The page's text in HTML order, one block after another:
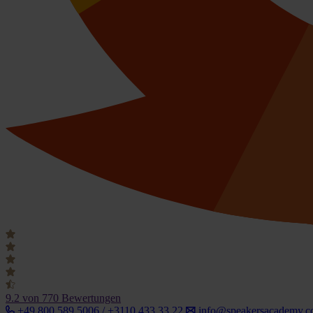
9.2 von 770 Bewertungen
+49 800 589 5006 / +3110 433 33 22